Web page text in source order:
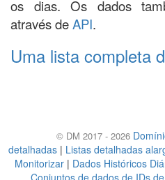
os dias. Os dados
através deAPI.
Uma lista completa
© DM 2017 - 2026
detalhadas | Listas detalhadas
Monitorizar | Dados Históricos
Conjuntos de dados de IDs